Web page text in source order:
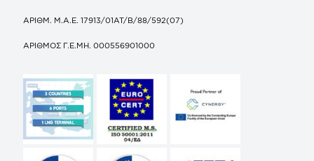
ΑΡΙΘΜ. Μ.Α.Ε. 17913/01ΑΤ/Β/88/592(07)
ΑΡΙΘΜΟΣ Γ.Ε.ΜΗ. 000556901000